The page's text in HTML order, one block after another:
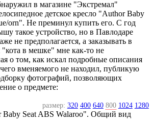
в магазине "Экстремал"
детское кресло "Author Baby
orn". Не преминул купить его. С год
такое устройство, но в Павлодаре
не предполагается, а заказывать в
"кота в мешке" мне как-то не
о том, как искал подробные описания
вменяемого не находил, публикую
фотографий, позволяющих
о предмете:
размер: 320 400 640 800 1024 1280